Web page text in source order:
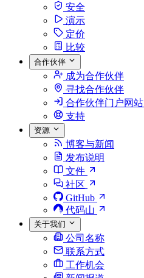
安全
演示
定价
比较
合作伙伴
成为合作伙伴
寻找合作伙伴
合作伙伴门户网站
支持
资源
博客与新闻
发布说明
文件
社区
GitHub
代码山
关于我们
公司名称
联系方式
工作机会